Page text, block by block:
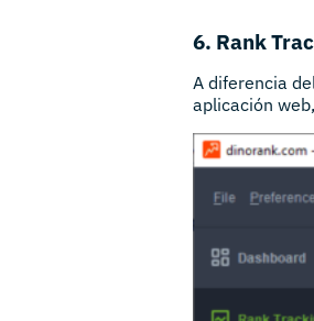
6. Rank
A diferencia
aplicación